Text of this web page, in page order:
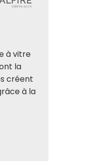
à vitre
la
créent
à la